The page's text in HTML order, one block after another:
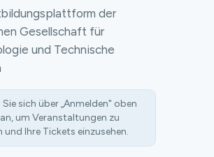
der
Gesellschaft für
und Technische
Sie sich über „Anmelden" oben
um Veranstaltungen zu
und Ihre Tickets einzusehen.